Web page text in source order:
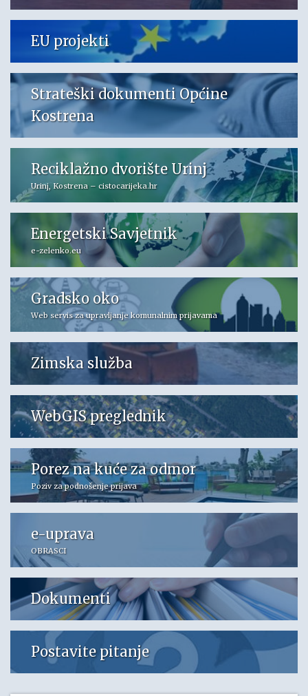
EU projekti
Strateški dokumenti Općine
Kostrena
Reciklažno dvorište Urinj
Urinj, Kostrena – cistocarijeka.hr
Energetski Savjetnik
e-zelenko.eu
Gradsko oko
Web servis za upravljanje komunalnim prijavama
Zimska služba
WebGIS preglednik
Porez na kuće za odmor
Poziv za podnošenje prijava
e-uprava
OBRASCI
Dokumenti
Postavite pitanje